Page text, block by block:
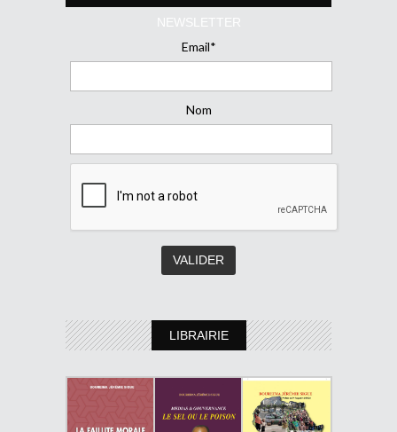
NEWSLETTER
Email*
Nom
LIBRAIRIE